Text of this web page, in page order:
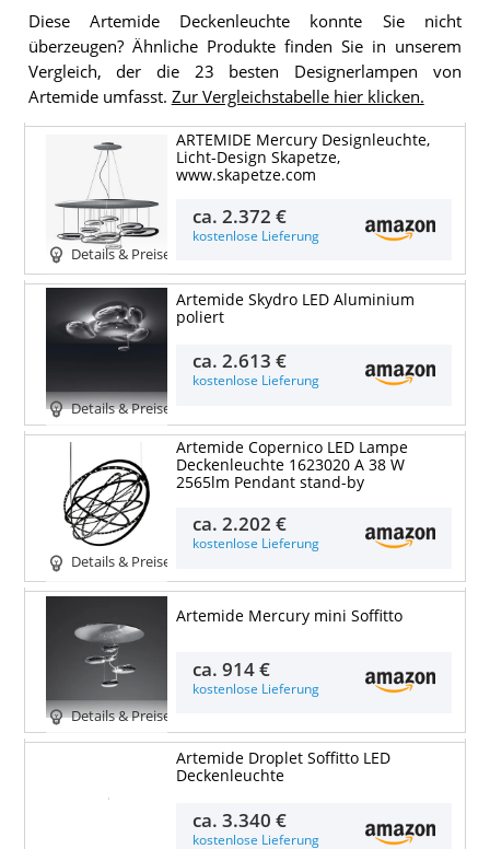
Diese Artemide Deckenleuchte konnte Sie nicht
überzeugen? Ähnliche Produkte finden Sie in unserem
Vergleich, der die 23 besten Designerlampen von
Artemide umfasst. Zur Vergleichstabelle hier klicken.
Details & Preise
ARTEMIDE Mercury Designleuchte,
Licht-Design Skapetze,
www.skapetze.com
ca.2.372 €
kostenlose Lieferung
Details & Preise
Artemide Skydro LED Aluminium
poliert
ca.2.613 €
kostenlose Lieferung
Details & Preise
Artemide Copernico LED Lampe
Deckenleuchte 1623020 A 38 W
2565lm Pendant stand-by
ca.2.202 €
kostenlose Lieferung
Details & Preise
Artemide Mercury mini Soffitto
ca.914 €
kostenlose Lieferung
Artemide Droplet Soffitto LED
Deckenleuchte
ca.3.340 €
kostenlose Lieferung